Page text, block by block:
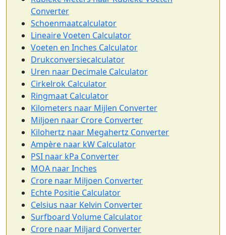
Converter
Schoenmaatcalculator
Lineaire Voeten Calculator
Voeten en Inches Calculator
Drukconversiecalculator
Uren naar Decimale Calculator
Cirkelrok Calculator
Ringmaat Calculator
Kilometers naar Mijlen Converter
Miljoen naar Crore Converter
Kilohertz naar Megahertz Converter
Ampère naar kW Calculator
PSI naar kPa Converter
MOA naar Inches
Crore naar Miljoen Converter
Echte Positie Calculator
Celsius naar Kelvin Converter
Surfboard Volume Calculator
Crore naar Miljard Converter